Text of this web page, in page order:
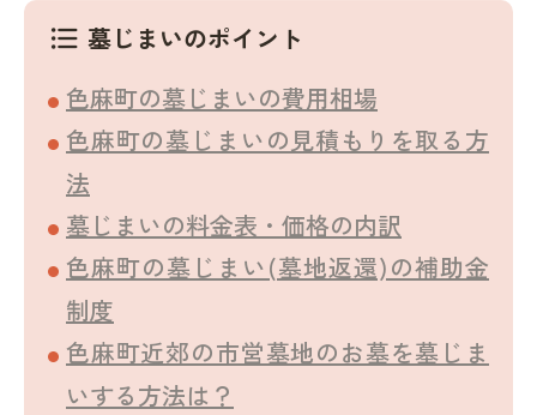
format_list_bulleted 墓じまいのポイント
色麻町の墓じまいの費用相場
色麻町の墓じまいの見積もりを取る方
法
墓じまいの料金表・価格の内訳
色麻町の墓じまい(墓地返還)の補助金
制度
色麻町近郊の市営墓地のお墓を墓じま
いする方法は？